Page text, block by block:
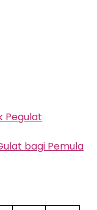
Pegulat
bagi Pemula